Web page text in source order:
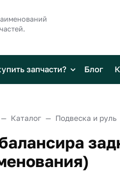
запчасти? Блог
Каталог Подвеска и руль